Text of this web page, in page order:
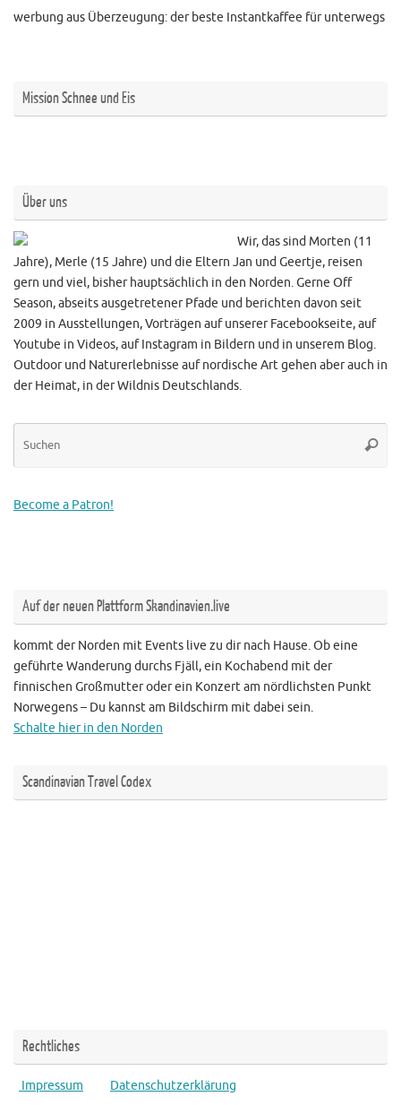
werbung aus Überzeugung: der beste Instantkaffee für unterwegs
Mission Schnee und Eis
Über uns
Wir, das sind Morten (11
Jahre), Merle (15 Jahre) und die Eltern Jan und Geertje, reisen
gern und viel, bisher hauptsächlich in den Norden. Gerne Off
Season, abseits ausgetretener Pfade und berichten davon seit
2009 in Ausstellungen, Vorträgen auf unserer Facebookseite, auf
Youtube in Videos, auf Instagram in Bildern und in unserem Blog.
Outdoor und Naturerlebnisse auf nordische Art gehen aber auch in
der Heimat, in der Wildnis Deutschlands.
Become a Patron!
Auf der neuen Plattform Skandinavien.live
kommt der Norden mit Events live zu dir nach Hause. Ob eine
geführte Wanderung durchs Fjäll, ein Kochabend mit der
finnischen Großmutter oder ein Konzert am nördlichsten Punkt
Norwegens – Du kannst am Bildschirm mit dabei sein.
Schalte hier in den Norden
Scandinavian Travel Codex
Rechtliches
Impressum Datenschutzerklärung